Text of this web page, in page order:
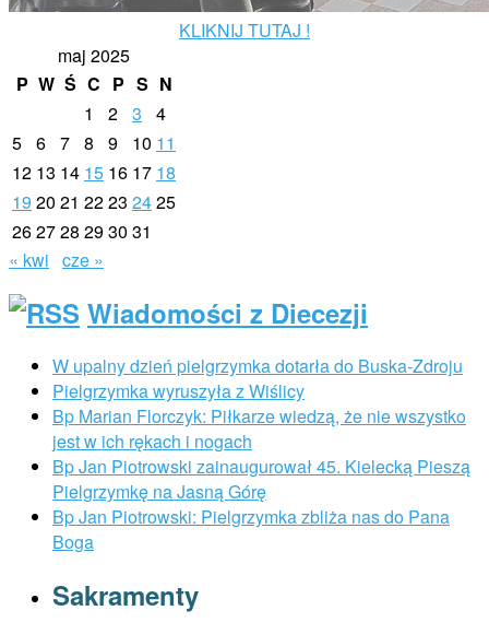
KLIKNIJ TUTAJ !
maj 2025
P W Ś C P S N
1
2 3
4
5 6 7 8 9 10 11
12 13 14 15 16 17 18
19 20 21 2223 2425
262728 2930 31
« kwi cze »
Wiadomości z Diecezji
W upalny dzień pielgrzymka dotarła do Buska-Zdroju
Pielgrzymka wyruszyła z Wiślicy
Bp Marian Florczyk: Piłkarze wiedzą, że nie wszystko
jest w ich rękach i nogach
Bp Jan Piotrowski zainaugurował 45. Kielecką Pieszą
Pielgrzymkę na Jasną Górę
Bp Jan Piotrowski: Pielgrzymka zbliża nas do Pana
Boga
Sakramenty